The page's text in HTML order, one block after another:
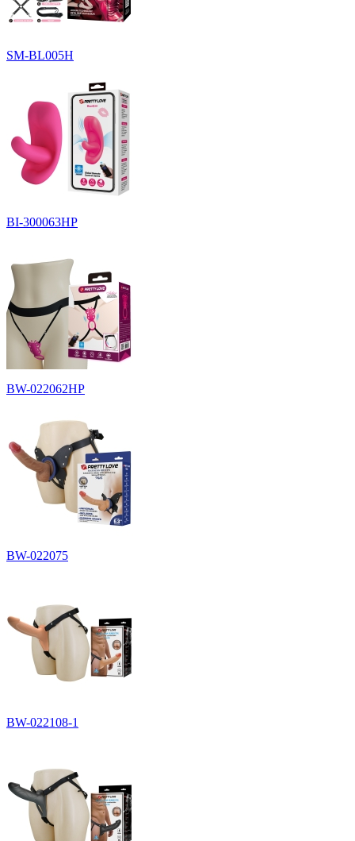
SM-BL005H
BI-300063HP
BW-022062HP
BW-022075
BW-022108-1